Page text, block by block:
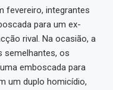
fevereiro, integrantes
para um ex-
rival. Na ocasião, a
semelhantes, os
emboscada para
um duplo homicídio,